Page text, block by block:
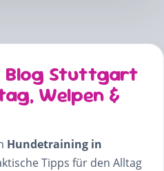
Blog Stuttgart
Welpen &
Hundetraining in
Tipps für den Alltag